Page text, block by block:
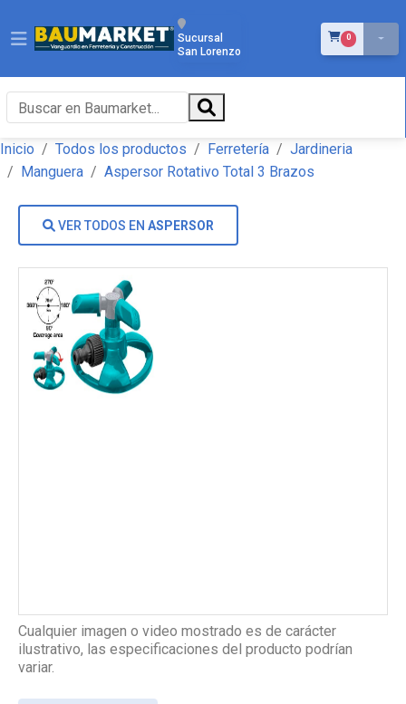
Sucursal
San Lorenzo
0ÍTEMS EN EL
Inicio Todos los productos Ferretería
Jardineria
Manguera
Aspersor Rotativo Total 3 Brazos
VER TODOS EN ASPERSOR
Cualquier imagen o video mostrado es de carácter
ilustrativo, las especificaciones del producto podrían
variar.